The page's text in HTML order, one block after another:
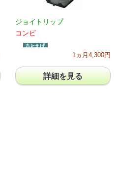
ジョイトリップ
コンビ
1ヵ月4,300円
詳細を見る